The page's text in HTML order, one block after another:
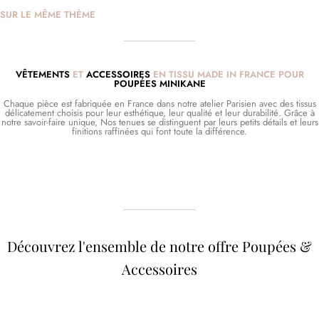
SUR LE MÊME THÈME
VÊTEMENTSET ACCESSOIRESEN TISSU MADE IN FRANCE POUR
POUPÉES MINIKANE
Chaque pièce est fabriquée en France dans notre atelier Parisien avec des tissus
délicatement choisis pour leur esthétique, leur qualité et leur durabilité. Grâce à
notre savoir-faire unique, Nos tenues se distinguent par leurs petits détails et leurs
finitions raffinées qui font toute la différence.
Découvrez l'ensemble de notre offre Poupées &
Accessoires